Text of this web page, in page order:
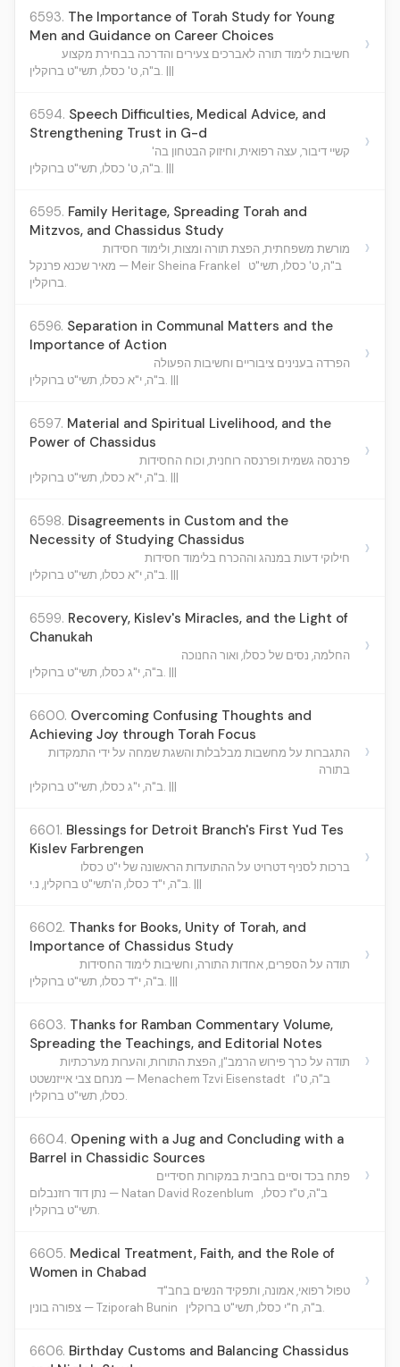
6593. The Importance of Torah Study for Young
Men and Guidance on Career Choices
חשיבות לימוד תורה לאברכים צעירים והדרכה בבחירת מקצוע
ב"ה, ט' כסלו, תשי"ט ברוקלין. |||
›
6594. Speech Difficulties, Medical Advice, and
Strengthening Trust in G-d
קשיי דיבור, עצה רפואית, וחיזוק הבטחון בה'
ב"ה, ט' כסלו, תשי"ט ברוקלין. |||
›
6595. Family Heritage, Spreading Torah and
Mitzvos, and Chassidus Study
מורשת משפחתית, הפצת תורה ומצות, ולימוד חסידות
מאיר שכנא פרנקל — Meir Sheina Frankel
ב"ה, ט' כסלו, תשי"ט
ברוקלין.
›
6596. Separation in Communal Matters and the
Importance of Action
הפרדה בענינים ציבוריים וחשיבות הפעולה
ב"ה, י"א כסלו, תשי"ט ברוקלין. |||
›
6597. Material and Spiritual Livelihood, and the
Power of Chassidus
פרנסה גשמית ופרנסה רוחנית, וכוח החסידות
ב"ה, י"א כסלו, תשי"ט ברוקלין. |||
›
6598. Disagreements in Custom and the
Necessity of Studying Chassidus
חילוקי דעות במנהג וההכרח בלימוד חסידות
ב"ה, י"א כסלו, תשי"ט ברוקלין. |||
›
6599. Recovery, Kislev's Miracles, and the Light of
Chanukah
החלמה, נסים של כסלו, ואור החנוכה
ב"ה, י"ג כסלו, תשי"ט ברוקלין. |||
›
6600. Overcoming Confusing Thoughts and
Achieving Joy through Torah Focus
התגברות על מחשבות מבלבלות והשגת שמחה על ידי התמקדות
בתורה
ב"ה, י"ג כסלו, תשי"ט ברוקלין. |||
›
6601. Blessings for Detroit Branch's First Yud Tes
Kislev Farbrengen
ברכות לסניף דטרויט על ההתועדות הראשונה של י"ט כסלו
ב"ה, י"ד כסלו, ה'תשי"ט ברוקלין, נ.י. |||
›
6602. Thanks for Books, Unity of Torah, and
Importance of Chassidus Study
תודה על הספרים, אחדות התורה, וחשיבות לימוד החסידות
ב"ה, י"ד כסלו, תשי"ט ברוקלין. |||
›
6603. Thanks for Ramban Commentary Volume,
Spreading the Teachings, and Editorial Notes
תודה על כרך פירוש הרמב"ן, הפצת התורות, והערות מערכתיות
מנחם צבי אייזנשטט — Menachem Tzvi Eisenstadt ב"ה, ט"ו
כסלו, תשי"ט ברוקלין.
›
6604. Opening with a Jug and Concluding with a
Barrel in Chassidic Sources
פתח בכד וסיים בחבית במקורות חסידיים
נתן דוד רוזנבלום — Natan David Rozenblum ב"ה, ט"ז כסלו,
תשי"ט ברוקלין.
›
6605. Medical Treatment, Faith, and the Role of
Women in Chabad
טפול רפואי, אמונה, ותפקיד הנשים בחב"ד
צפורה בונין — Tziporah Bunin
ב"ה, ח"י כסלו, תשי"ט ברוקלין.
›
6606. Birthday Customs and Balancing Chassidus